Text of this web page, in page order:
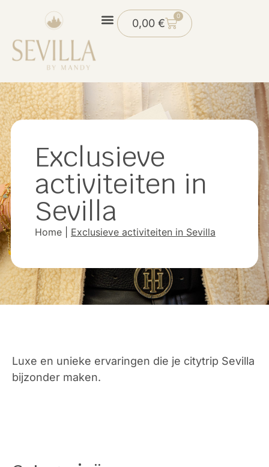
0,00€
0
Exclusieve
activiteiten in
Sevilla
Home| Exclusieve activiteiten in Sevilla
Luxe en unieke ervaringen die je citytrip Sevilla
bijzonder maken.